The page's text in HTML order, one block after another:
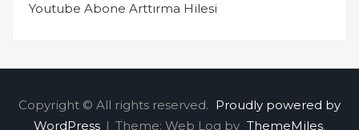
Youtube Abone Arttırma Hilesi
Copyright © All rights reserved. Proudly powered by
WordPress | Theme: Web Log by ThemeMiles.